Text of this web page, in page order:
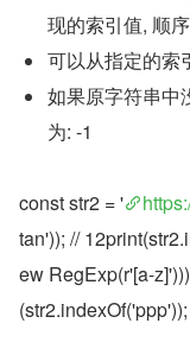
现的索引值, 顺
可以从指定的索
如果原字符串中
为: -1
const str2 = '
tan')); //
ew RegExp(r'[a-
(str2.indexOf('ppp'));